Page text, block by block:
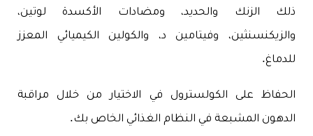
ذلك الزنك والحديد، ومضادات الأكسدة لوتين،
والزيكنسنثين، وفيتامين د، والكولين الكيميائي المعزز
للدماغ.
الحفاظ على الكولسترول في الاختيار من خلال مراقبة
الدهون المشبعة في النظام الغذائي الخاص بك.